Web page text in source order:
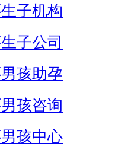
子机构
子公司
孩助孕
孩咨询
孩中心